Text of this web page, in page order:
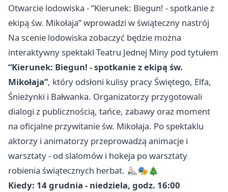
Otwarcie lodowiska - “Kierunek: Biegun! - spotkanie z
ekipą św. Mikołaja” wprowadzi w świąteczny nastrój
Na scenie lodowiska zobaczyć będzie można
interaktywny spektakl Teatru Jednej Miny pod tytułem
“Kierunek: Biegun! - spotkanie z ekipą św.
Mikołaja”, który odsłoni kulisy pracy Świętego, Elfa,
Śnieżynki i Bałwanka. Organizatorzy przygotowali
dialogi z publicznością, tańce, zabawy oraz moment
na oficjalne przywitanie św. Mikołaja. Po spektaklu
aktorzy i animatorzy przeprowadzą animacje i
warsztaty - od slalomów i hokeja po warsztaty
robienia świątecznych herbat. ⛸️🎭🎄
Kiedy: 14 grudnia - niedziela, godz. 16:00